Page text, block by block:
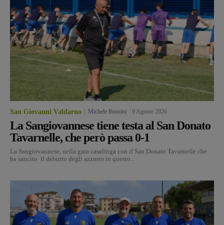
San Giovanni Valdarno Michele Bossini 9 Agosto 2026
La Sangiovannese tiene testa al San Donato
Tavarnelle, che però passa 0-1
La Sangiovannese, nella gara casalinga con il San Donato Tavarnelle che
ha sancito il debutto degli azzurro in questo...